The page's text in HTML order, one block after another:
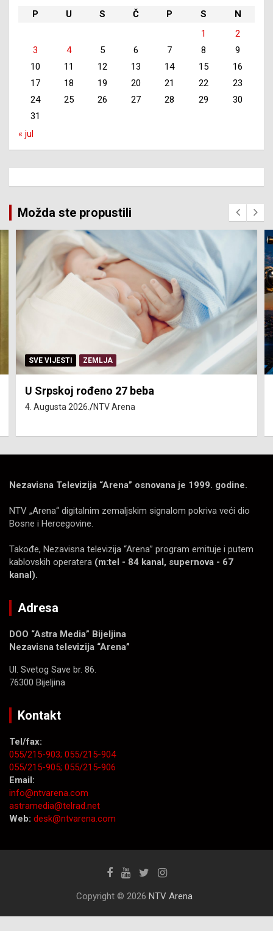
P
U S Č P S
N
1
2
3
4 5 6 7 8
9
10
11 12 13 14 15
16
17
18 19 20 21 22
23
24
25 26 27 28 29
30
31
« jul
Možda ste propustili
SERVISNE INFORMACIJE
Isključenja vode – utorak 4. avgust
4. Augusta 2026. NTV Arena
Nezavisna Televizija “Arena” osnovana je 1999. godine.
NTV „Arena“ digitalnim zemaljskim signalom pokriva veći dio
Bosne i Hercegovine.
Takođe, Nezavisna televizija “Arena” program emituje i putem
kablovskih operatera (m:tel - 84 kanal, supernova - 67
kanal).
Adresa
DOO “Astra Media” Bijeljina
Nezavisna televizija “Arena”
Ul. Svetog Save br. 86.
76300 Bijeljina
Kontakt
Tel/fax:
055/215-903; 055/215-904
055/215-905; 055/215-906
Email:
info@ntvarena.com
astramedia@telrad.net
Web: desk@ntvarena.com
Copyright © 2026 NTV Arena